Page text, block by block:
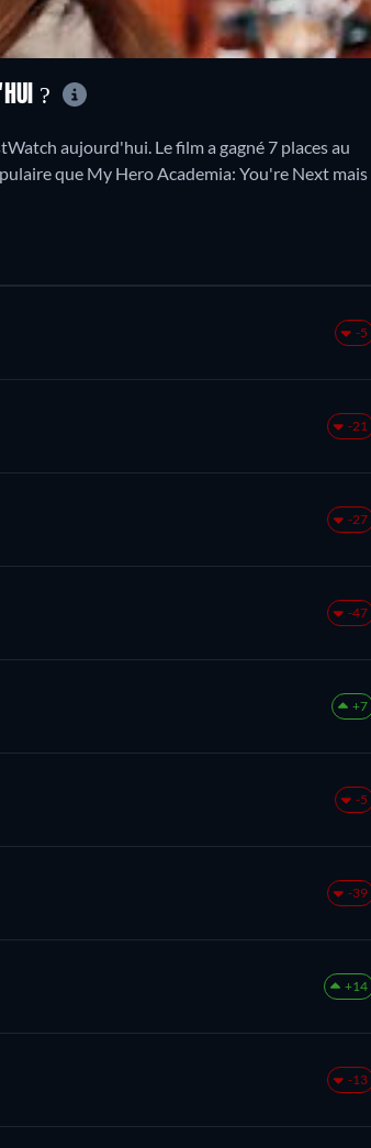
?
aujourd'hui. Le film a gagné 7 places au
que My Hero Academia: You're Next mais
-5
-21
-27
-47
+7
-5
-39
+14
-13